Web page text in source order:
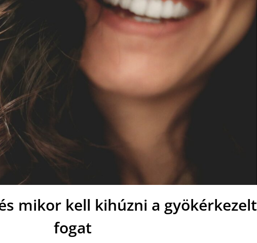
mikor kell kihúzni a gyökérkezelt
fogat